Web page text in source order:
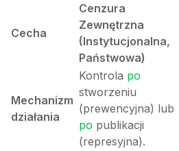
Cecha
Cenzura
Zewnętrzna
(Instytucjonalna,
Państwowa)
Mechanizm
działania
Kontrola po
stworzeniu
(prewencyjna) lub
po publikacji
(represyjna).